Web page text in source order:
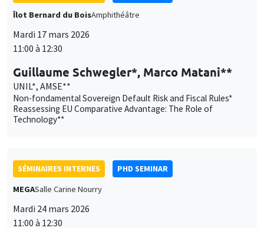
Îlot Bernard du BoisAmphithéâtre
Mardi 17 mars 2026
11:00 à 12:30
Guillaume Schwegler*, Marco Matani**
UNIL*, AMSE**
Non-fondamental Sovereign Default Risk and Fiscal Rules*
Reassessing EU Comparative Advantage: The Role of
Technology**
SÉMINAIRES INTERNES
PHD SEMINAR
MEGASalle Carine Nourry
Mardi 24 mars 2026
11:00 à 12:30